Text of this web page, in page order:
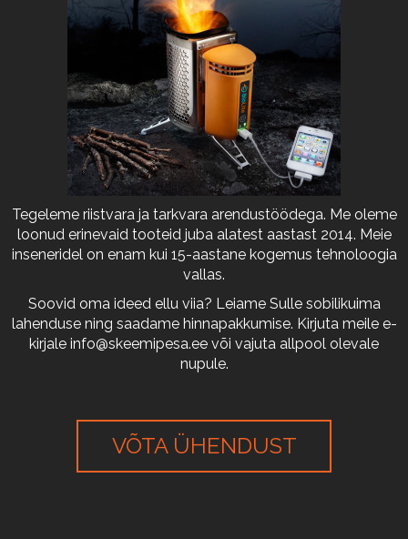
Tegeleme riistvara ja tarkvara arendustöödega. Me oleme
loonud erinevaid tooteid juba alatest aastast 2014. Meie
inseneridel on enam kui 15-aastane kogemus tehnoloogia
vallas.
Soovid oma ideed ellu viia? Leiame Sulle sobilikuima
lahenduse ning saadame hinnapakkumise. Kirjuta meile e-
kirjale info@skeemipesa.ee või vajuta allpool olevale
nupule.
VÕTA ÜHENDUST